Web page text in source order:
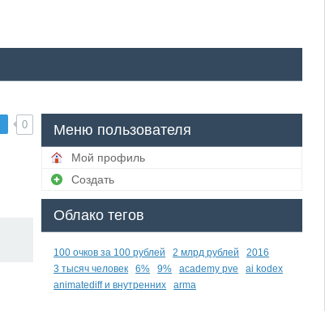
0 Меню пользователя
Мой профиль
Создать
Облако тегов
100 очков за 100 рублей 2 млрд рублей
2016
3 тысяч человек
6% 9% academy pve
ai kodex
animatediff и внутренних
arma